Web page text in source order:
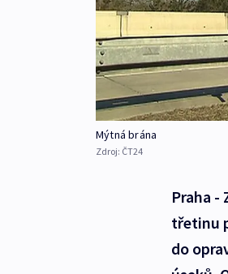
Mýtná brána
Zdroj: ČT24
Praha
třetinu
do